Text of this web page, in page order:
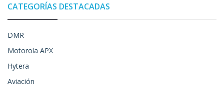
CATEGORÍAS DESTACADAS
DMR
Motorola APX
Hytera
Aviación